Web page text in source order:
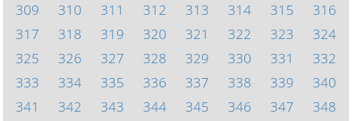
309
310 311 312 313 314 315
316
317
318 319 320 321 322 323
324
325
326 327 328 329 330 331
332
333
334 335 336 337 338 339
340
341
342 343 344 345 346 347
348